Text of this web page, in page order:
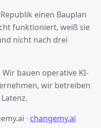
einen Bauplan
funktioniert, weiß sie
nicht nach drei
bauen operative KI-
wir betreiben
· changemy.ai